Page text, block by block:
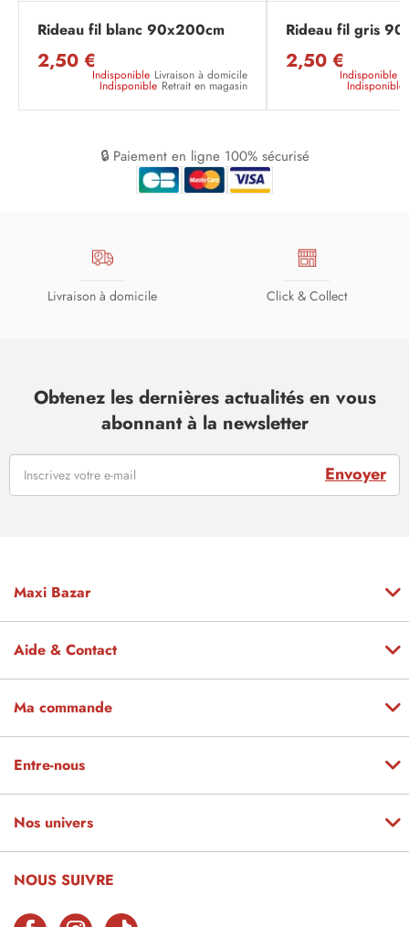
Rideau fil blanc 90x200cm
2,50 €
Indisponible Livraison à domicile
Indisponible Retrait en magasin
Rideau fil gris
2,50 €
Indisponible
Indisponible
🔒 Paiement en ligne 100% sécurisé
Livraison à domicile Click & Collect
Obtenez les dernières actualités en vous
abonnant à la newsletter
Envoyer
Maxi Bazar
Aide & Contact
Ma commande
Entre-nous
Nos univers
NOUS SUIVRE